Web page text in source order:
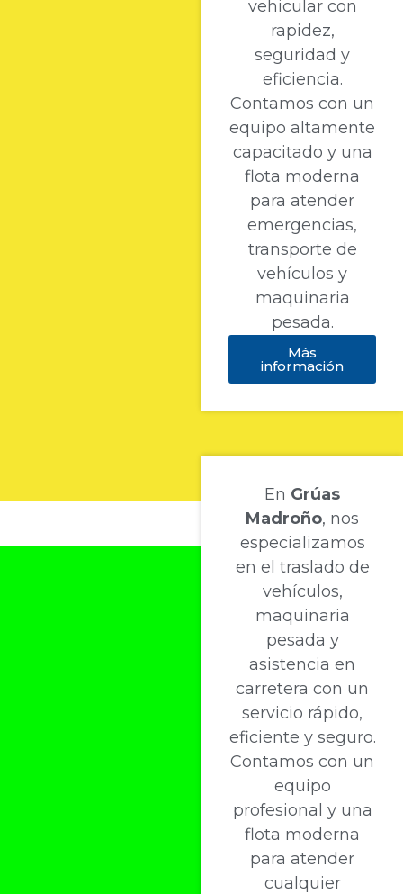
vehicular con
rapidez,
seguridad y
eficiencia.
Contamos con un
equipo altamente
capacitado y una
flota moderna
para atender
emergencias,
transporte de
vehículos y
maquinaria
pesada.
Más
información
En Grúas
Madroño, nos
especializamos
en el traslado de
vehículos,
maquinaria
pesada y
asistencia en
carretera con un
servicio rápido,
eficiente y seguro.
Contamos con un
equipo
profesional y una
flota moderna
para atender
cualquier